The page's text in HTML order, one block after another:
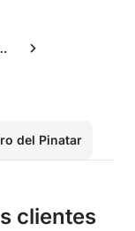
del Pinatar
clientes